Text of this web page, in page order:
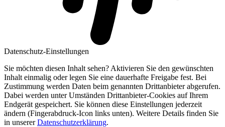
Datenschutz-Einstellungen
Sie möchten diesen Inhalt sehen? Aktivieren Sie den gewünschten
Inhalt einmalig oder legen Sie eine dauerhafte Freigabe fest. Bei
Zustimmung werden Daten beim genannten Drittanbieter abgerufen.
Dabei werden unter Umständen Drittanbieter-Cookies auf Ihrem
Endgerät gespeichert. Sie können diese Einstellungen jederzeit
ändern (Fingerabdruck-Icon links unten). Weitere Details finden Sie
in unsererDatenschutzerklärung.